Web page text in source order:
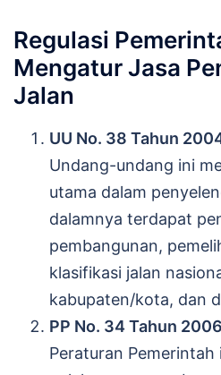
Regulasi
Mengatur Jasa
Jalan
UU No. 38 Tahun
Undang-undang ini
utama dalam
dalamnya terdapat
pembangunan,
klasifikasi jalan
kabupaten/kota, dan
PP No. 34 Tahun
Peraturan